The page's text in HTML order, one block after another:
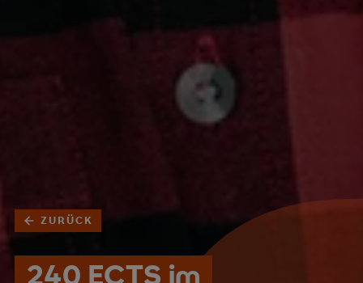
ZURÜCK
240 ECTS im